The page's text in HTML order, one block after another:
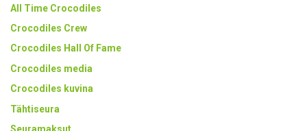
All Time Crocodiles
Crocodiles Crew
Crocodiles Hall Of Fame
Crocodiles media
Crocodiles kuvina
Tähtiseura